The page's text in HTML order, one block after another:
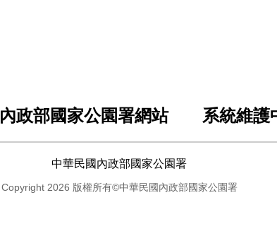
內政部國家公園署網站 系統維護
中華民國內政部國家公園署
Copyright 2026 版權所有©中華民國內政部國家公園署